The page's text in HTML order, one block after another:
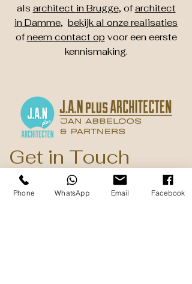
als architect in Brugge, ofarchitect
in Damme, bekijk al onze realisaties
ofneem contact op voor een eerste
kennismaking.
Get in Touch
Dorpsstraat 37a
Phone WhatsApp Email Facebook